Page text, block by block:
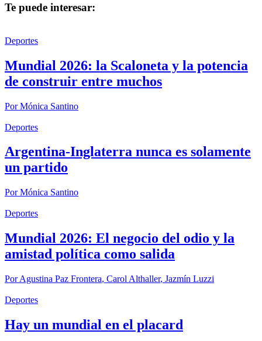
Te puede interesar:
Deportes
Mundial 2026: la Scaloneta y la potencia
de construir entre muchos
PorMónica Santino
Deportes
Argentina-Inglaterra nunca es solamente
un partido
PorMónica Santino
Deportes
Mundial 2026: El negocio del odio y la
amistad política como salida
PorAgustina Paz Frontera, Carol Althaller, Jazmín Luzzi
Deportes
Hay un mundial en el placard